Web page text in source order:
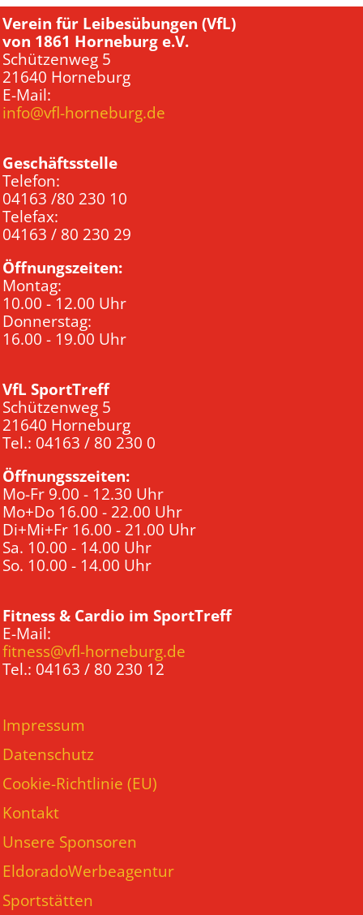
Verein für Leibesübungen (VfL)
von 1861 Horneburg e.V.
Schützenweg 5
21640 Horneburg
E-Mail:
info@vfl-horneburg.de
Geschäftsstelle
Telefon:
04163 /80 230 10
Telefax:
04163 / 80 230 29
Öffnungszeiten:
Montag:
10.00 - 12.00 Uhr
Donnerstag:
16.00 - 19.00 Uhr
VfL SportTreff
Schützenweg 5
21640 Horneburg
Tel.: 04163 / 80 230 0
Öffnungsszeiten:
Mo-Fr 9.00 - 12.30 Uhr
Mo+Do 16.00 - 22.00 Uhr
Di+Mi+Fr 16.00 - 21.00 Uhr
Sa. 10.00 - 14.00 Uhr
So. 10.00 - 14.00 Uhr
Fitness & Cardio im SportTreff
E-Mail:
fitness@vfl-horneburg.de
Tel.: 04163 / 80 230 12
Impressum
Datenschutz
Cookie-Richtlinie (EU)
Kontakt
Unsere Sponsoren
EldoradoWerbeagentur
Sportstätten